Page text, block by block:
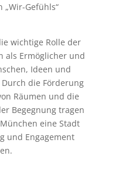
„Wir-Gefühls“
wichtige Rolle der
als Ermöglicher und
Ideen und
die Förderung
Räumen und die
Begegnung tragen
eine Stadt
und Engagement